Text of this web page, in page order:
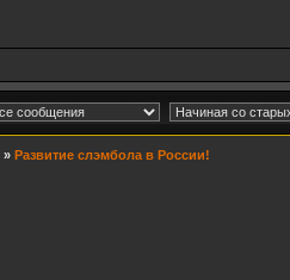
» Развитие слэмбола в России!